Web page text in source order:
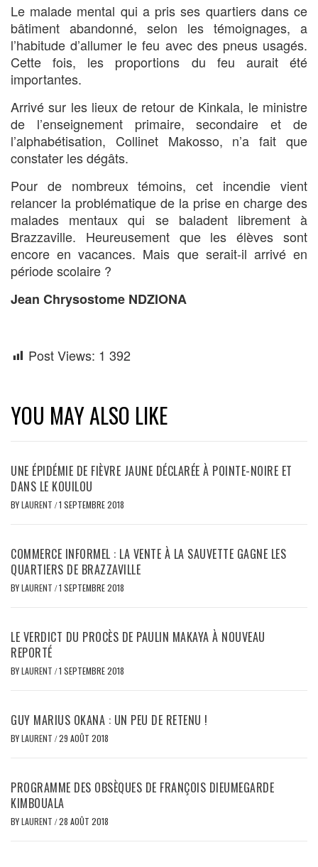
Le malade mental qui a pris ses quartiers dans ce
bâtiment abandonné, selon les témoignages, a
l’habitude d’allumer le feu avec des pneus usagés.
Cette fois, les proportions du feu aurait été
importantes.
Arrivé sur les lieux de retour de Kinkala, le ministre
de l’enseignement primaire, secondaire et de
l’alphabétisation, Collinet Makosso, n’a fait que
constater les dégâts.
Pour de nombreux témoins, cet incendie vient
relancer la problématique de la prise en charge des
malades mentaux qui se baladent librement à
Brazzaville. Heureusement que les élèves sont
encore en vacances. Mais que serait-il arrivé en
période scolaire ?
Jean Chrysostome NDZIONA
Post Views: 1 392
YOU MAY ALSO LIKE
UNE ÉPIDÉMIE DE FIÈVRE JAUNE DÉCLARÉE À POINTE-NOIRE ET
DANS LE KOUILOU
BYLAURENT /1 SEPTEMBRE 2018
COMMERCE INFORMEL : LA VENTE À LA SAUVETTE GAGNE LES
QUARTIERS DE BRAZZAVILLE
BYLAURENT /1 SEPTEMBRE 2018
LE VERDICT DU PROCÈS DE PAULIN MAKAYA À NOUVEAU
REPORTÉ
BYLAURENT /1 SEPTEMBRE 2018
GUY MARIUS OKANA : UN PEU DE RETENU !
BYLAURENT /29 AOÛT 2018
PROGRAMME DES OBSÈQUES DE FRANÇOIS DIEUMEGARDE
KIMBOUALA
BYLAURENT /28 AOÛT 2018